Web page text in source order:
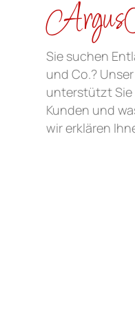
Sie suchen
und Co.?
unterstützt Sie
Kunden und
wir erklären